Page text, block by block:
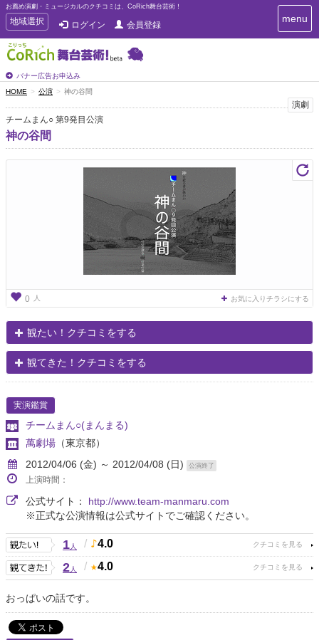
お薦め演劇・ミュージカルのクチコミは、CoRich舞台芸術！
T
o
g
g
e
n
a
v
i
g
地域選択 ログイン 会員登録
バナー広告お申込み
T
o
i
g
menu
HOME 公演 神の谷間
演劇
チームまん○ 第9発目公演
神の谷間
0 人 お気に入りチラシにする
観たい！クチコミをする
観てきた！クチコミをする
実演鑑賞
チームまん○(まんまる)
萬劇場 （東京都）
2012/04/06 (金) ～ 2012/04/08 (日)
公演終了
上演時間：
公式サイト： http://www.team-manmaru.com
※正式な公演情報は公式サイトでご確認ください。
1人 / 4.0
2人 / 4.0
おっぱいの話です。